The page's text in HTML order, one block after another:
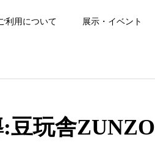
利用について 展示・イベント
玩舎ZUNZO